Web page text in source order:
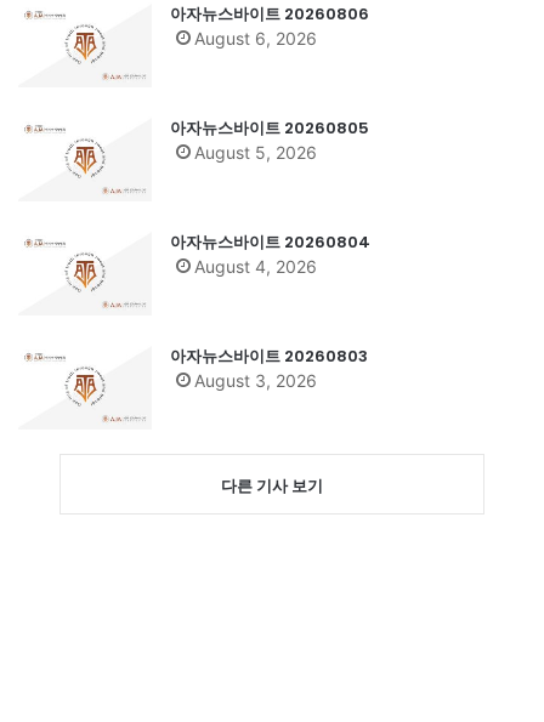
아자뉴스바이트 20260806
August 6, 2026
아자뉴스바이트 20260805
August 5, 2026
아자뉴스바이트 20260804
August 4, 2026
아자뉴스바이트 20260803
August 3, 2026
다른 기사 보기